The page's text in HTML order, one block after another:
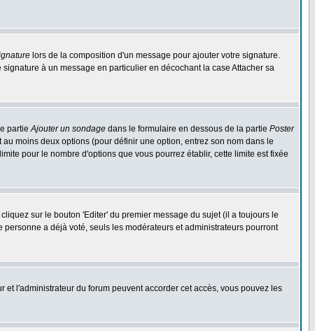
lors de la composition d'un message pour ajouter votre signature.
à un message en particulier en décochant la case Attacher sa
partieAjouter un sondage dans le formulaire en dessous de la partie Poster
moins deux options (pour définir une option, entrez son nom dans le
pour le nombre d'options que vous pourrez établir, cette limite est fixée
sur le bouton 'Editer' du premier message du sujet (il a toujours le
a déjà voté, seuls les modérateurs et administrateurs pourront
l'administrateur du forum peuvent accorder cet accès, vous pouvez les